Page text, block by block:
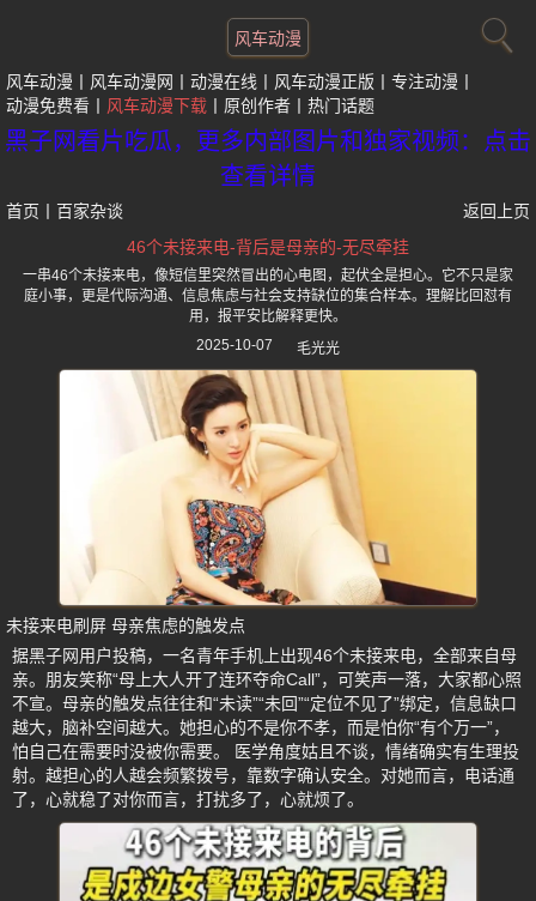
风车动漫
风车动漫 风车动漫网 动漫在线 风车动漫正版
专注动漫
动漫免费看
风车动漫下载 原创作者 热门话题
黑子网看片吃瓜，更多内部图片和独家视频：点击
查看详情
首页 百家杂谈
返回上页
46个未接来电-背后是母亲的-无尽牵挂
一串46个未接来电，像短信里突然冒出的心电图，起伏全是担心。它不只是家
庭小事，更是代际沟通、信息焦虑与社会支持缺位的集合样本。理解比回怼有
用，报平安比解释更快。
2025-10-07
毛光光
未接来电刷屏 母亲焦虑的触发点
据黑子网用户投稿，一名青年手机上出现46个未接来电，全部来自母
亲。朋友笑称“母上大人开了连环夺命Call”，可笑声一落，大家都心照
不宣。母亲的触发点往往和“未读”“未回”“定位不见了”绑定，信息缺口
越大，脑补空间越大。她担心的不是你不孝，而是怕你“有个万一”，
怕自己在需要时没被你需要。 医学角度姑且不谈，情绪确实有生理投
射。越担心的人越会频繁拨号，靠数字确认安全。对她而言，电话通
了，心就稳了对你而言，打扰多了，心就烦了。